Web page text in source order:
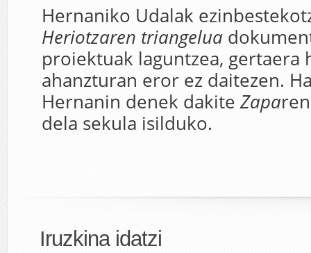
Hernaniko Udalak
Heriotzaren triangelua
proiektuak laguntzea, gertaera
ahanzturan eror ez daitezen.
Hernanin denek dakiteZapa
dela sekula isilduko.
Iruzkina idatzi